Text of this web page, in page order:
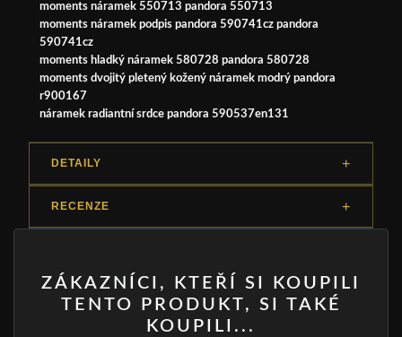
moments náramek 550713 pandora 550713
moments náramek podpis pandora 590741cz pandora
590741cz
moments hladký náramek 580728 pandora 580728
moments dvojitý pletený kožený náramek modrý pandora
r900167
náramek radiantní srdce pandora 590537en131
DETAILY
RECENZE
ZÁKAZNÍCI, KTEŘÍ SI KOUPILI
TENTO PRODUKT, SI TAKÉ
KOUPILI...